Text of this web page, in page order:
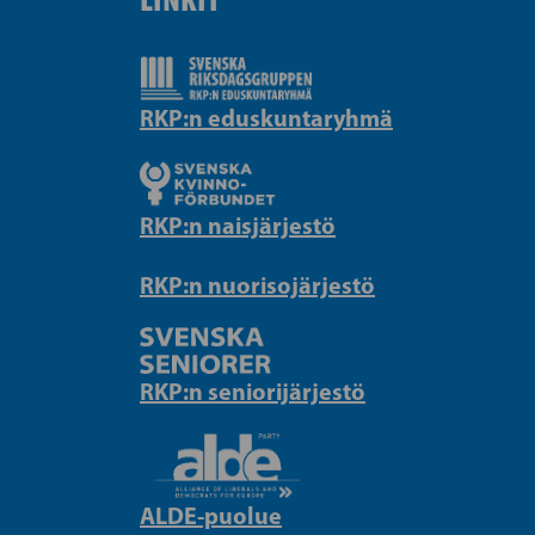
RKP:n eduskuntaryhmä
RKP:n naisjärjestö
RKP:n nuorisojärjestö
RKP:n seniorijärjestö
ALDE-puolue